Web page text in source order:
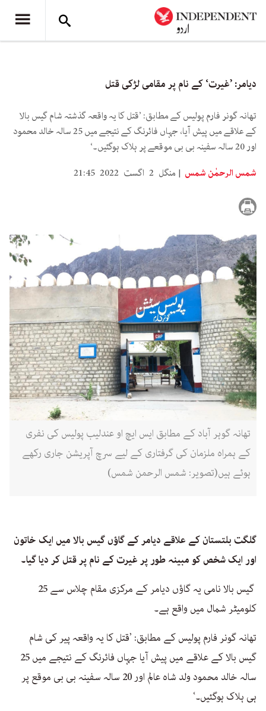
دیامر: ’غیرت‘ کے نام پر مقامی لڑکی قتل
تھانہ گونر فارم پولیس کے مطابق: ’قتل کا یہ واقعہ گذشتہ شام گیس بالا
کے علاقے میں پیش آیا، جہاں فائرنگ کے نتیجے میں 25 سالہ خالد محمود
اور 20 سالہ سفینہ بی بی موقعے پر ہلاک ہوگئیں۔‘
شمس الرحمٰن شمس
منگل 2 اگست 2022 21:45
تھانہ گوہر آباد کے مطابق ایس ایچ او عندلیب پولیس کی نفری
کے ہمراہ ملزمان کی گرفتاری کے لیے سرچ آپریشن جاری رکھے
ہوئے ہیں(تصویر: شمس الرحمن شمس)
گلگت بلتستان کے علاقے دیامر کے گاؤں گیس بالا میں ایک خاتون
اور ایک شخص کو مبینہ طور پر غیرت کے نام پر قتل کر دیا گیا۔
گیس بالا نامی یہ گاؤں دیامر کے مرکزی مقام چلاس سے 25
کلومیٹر شمال میں واقع ہے۔
تھانہ گونر فارم پولیس کے مطابق: ’قتل کا یہ واقعہ پیر کی شام
گیس بالا کے علاقے میں پیش آیا جہاں فائرنگ کے نتیجے میں 25
سالہ خالد محمود ولد شاہ عالم اور 20 سالہ سفینہ بی بی موقع پر
ہی ہلاک ہوگئیں۔‘